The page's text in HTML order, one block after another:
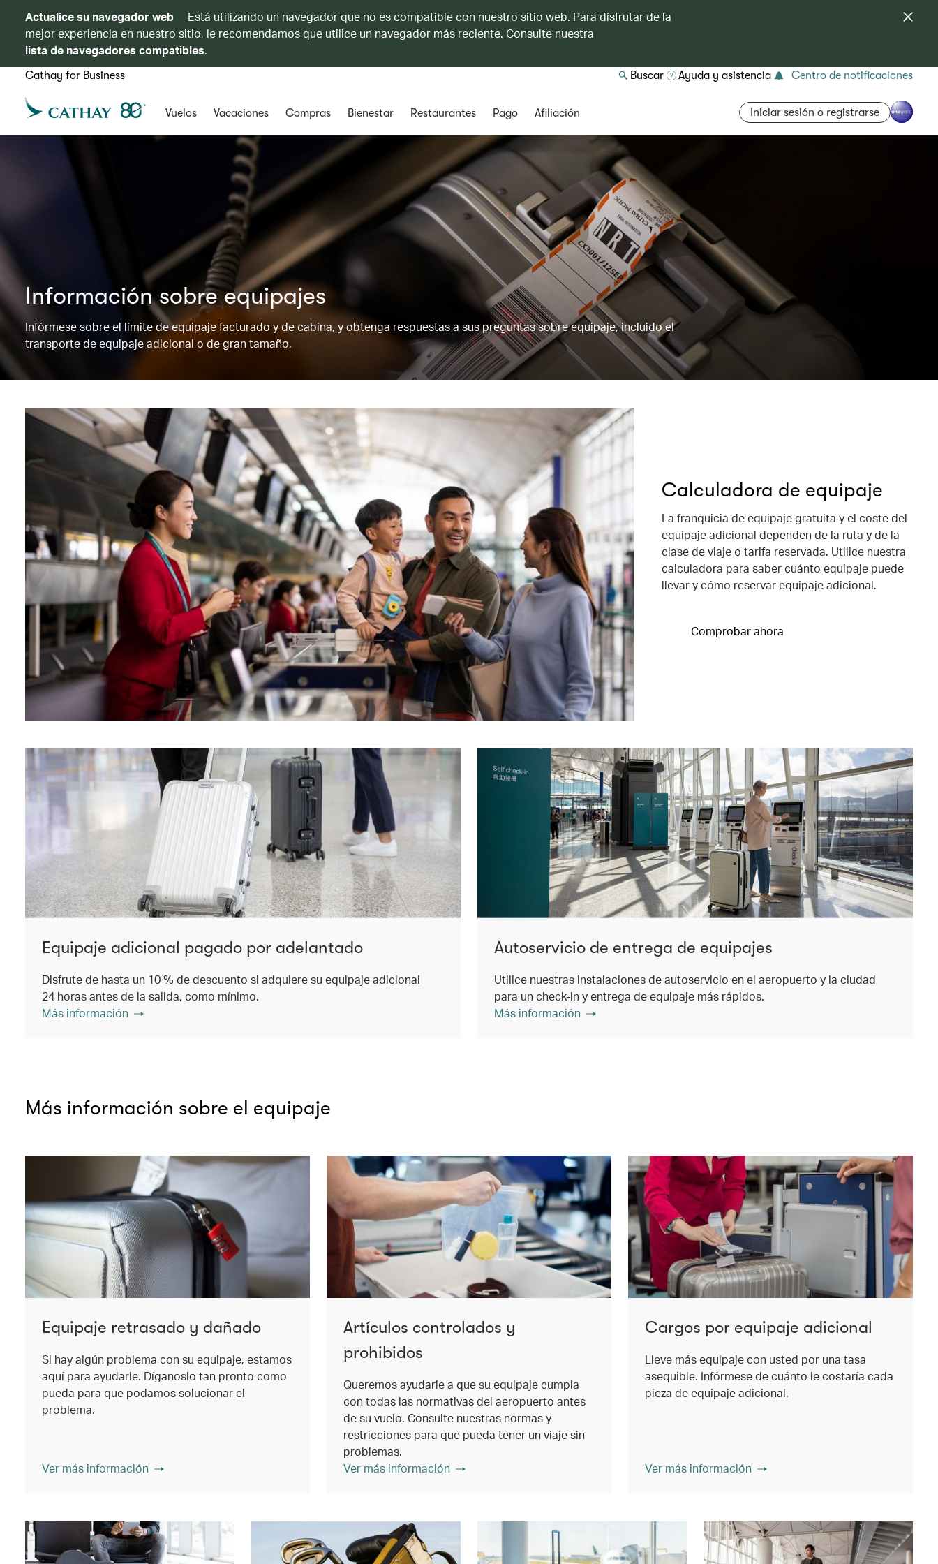
Actualice su navegador web
Está utilizando un navegador que no es compatible con nuestro sitio web. Para disfrutar de la
mejor experiencia en nuestro sitio, le recomendamos que utilice un navegador más reciente. Consulte nuestra
lista de navegadores compatibles.
Cathay for Business Buscar Ayuda y asistencia Centro de notificaciones
Vuelos Vacaciones Compras Bienestar Restaurantes Pago Afiliación Iniciar sesión o registrarse
Información sobre equipajes
Infórmese sobre el límite de equipaje facturado y de cabina, y obtenga respuestas a sus preguntas sobre equipaje, incluido el
transporte de equipaje adicional o de gran tamaño.
Calculadora de equipaje
La franquicia de equipaje gratuita y el coste del
equipaje adicional dependen de la ruta y de la
clase de viaje o tarifa reservada. Utilice nuestra
calculadora para saber cuánto equipaje puede
llevar y cómo reservar equipaje adicional.
Comprobar ahora
Equipaje adicional pagado por adelantado
Disfrute de hasta un 10 % de descuento si adquiere su equipaje adicional
24 horas antes de la salida, como mínimo.
Más información
Autoservicio de entrega de equipajes
Utilice nuestras instalaciones de autoservicio en el aeropuerto y la ciudad
para un check-in y entrega de equipaje más rápidos.
Más información
Más información sobre el equipaje
Equipaje retrasado y dañado
Si hay algún problema con su equipaje, estamos
aquí para ayudarle. Díganoslo tan pronto como
pueda para que podamos solucionar el
problema.
Ver más información
Artículos controlados y
prohibidos
Queremos ayudarle a que su equipaje cumpla
con todas las normativas del aeropuerto antes
de su vuelo. Consulte nuestras normas y
restricciones para que pueda tener un viaje sin
problemas.
Ver más información
Cargos por equipaje adicional
Lleve más equipaje con usted por una tasa
asequible. Infórmese de cuánto le costaría cada
pieza de equipaje adicional.
Ver más información